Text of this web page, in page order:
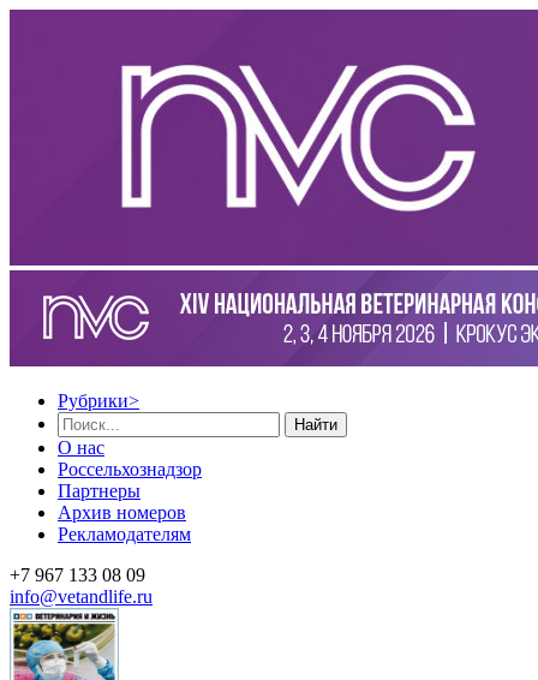
Рубрики>
Найти
О нас
Россельхознадзор
Партнеры
Архив номеров
Рекламодателям
+7 967 133 08 09
info@vetandlife.ru